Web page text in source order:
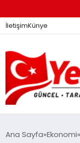
İletişimKünye
Ana Sayfa Ekonomi